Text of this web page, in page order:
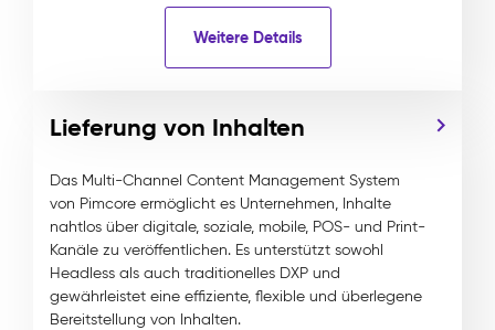
Weitere Details
Lieferung von Inhalten
Das Multi-Channel Content Management System
von Pimcore ermöglicht es Unternehmen, Inhalte
nahtlos über digitale, soziale, mobile, POS- und Print-
Kanäle zu veröffentlichen. Es unterstützt sowohl
Headless als auch traditionelles DXP und
gewährleistet eine effiziente, flexible und überlegene
Bereitstellung von Inhalten.